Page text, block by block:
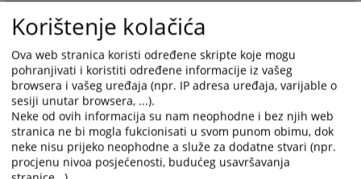
a
Press
the
question
mark
key
to
get
a
Press
the
question
mark
key
to
get
24.09.2025.
Pravosnažna oslobađajuća presuda Općinskog suda u
Gračanici zbog krivičnog djela Nasilje u porodici
24.09.2025.
Pravosnažna osuđujuća presuda Općinskog suda u
Gračanici zbog krivičnog djela Laka tjelesna ozljeda
Pravosnažna osuđujuća presuda Općinskog suda u
Korištenje kolačića
Ova web stranica koristi određene skripte koje mogu
pohranjivati i koristiti određene informacije iz vašeg
browsera i vašeg uređaja (npr. IP adresa uređaja, varijable o
sesiji unutar browsera, ...).
Neke od ovih informacija su nam neophodne i bez njih web
stranica ne bi mogla fukcionisati u svom punom obimu, dok
neke nisu prijeko neophodne a služe za dodatne stvari (npr.
procjenu nivoa posjećenosti, budućeg usavršavanja